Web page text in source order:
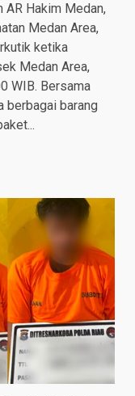
AR Hakim Medan,
Medan Area,
ketika
Medan Area,
WIB. Bersama
berbagai barang